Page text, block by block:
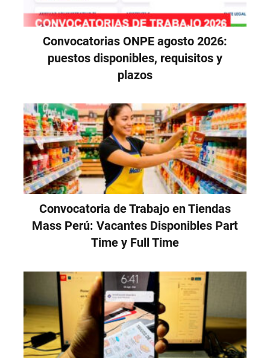
Convocatorias ONPE agosto 2026:
puestos disponibles, requisitos y
plazos
Convocatoria de Trabajo en Tiendas
Mass Perú: Vacantes Disponibles Part
Time y Full Time